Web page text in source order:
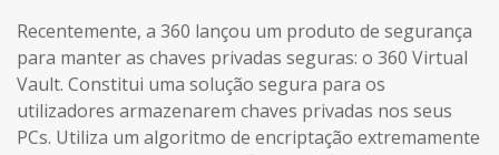
Recentemente, a 360 lançou um produto de segurança
para manter as chaves privadas seguras: o 360 Virtual
Vault. Constitui uma solução segura para os
utilizadores armazenarem chaves privadas nos seus
PCs. Utiliza um algoritmo de encriptação extremamente